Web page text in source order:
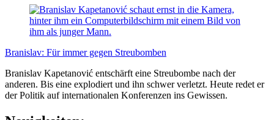
Branislav: Für immer gegen Streubomben
Branislav Kapetanović entschärft eine Streubombe nach der
anderen. Bis eine explodiert und ihn schwer verletzt. Heute redet er
der Politik auf internationalen Konferenzen ins Gewissen.